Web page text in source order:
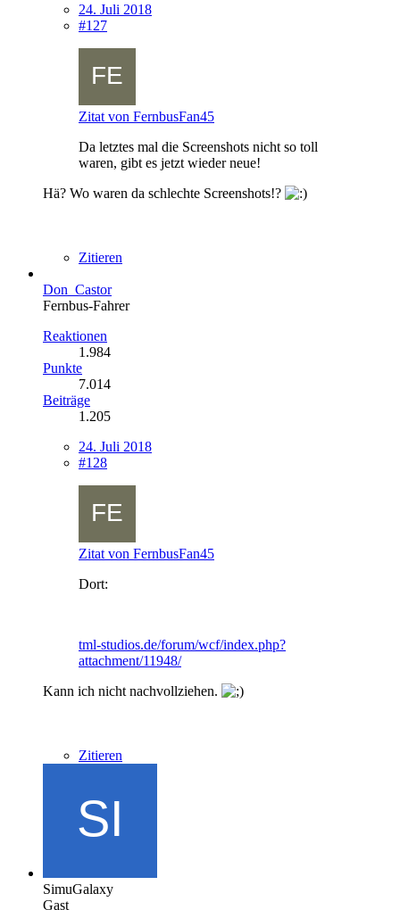
24. Juli 2018
#127
Zitat von FernbusFan45
Da letztes mal die Screenshots nicht so toll
waren, gibt es jetzt wieder neue!
Hä? Wo waren da schlechte Screenshots!?
Zitieren
Don_Castor
Fernbus-Fahrer
Reaktionen
1.984
Punkte
7.014
Beiträge
1.205
24. Juli 2018
#128
Zitat von FernbusFan45
Dort:
tml-studios.de/forum/wcf/index.php?
attachment/11948/
Kann ich nicht nachvollziehen.
Zitieren
SimuGalaxy
Gast